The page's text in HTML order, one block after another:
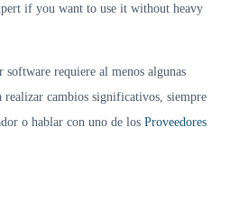
if you want to use it without heavy
requiere al menos algunas
realizar cambios significativos, siempre
o hablar con uno de los Proveedores
Understanding
Comprehensive